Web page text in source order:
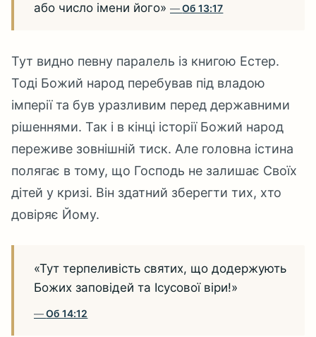
або число імени його»
Об 13:17
Тут видно певну паралель із книгою Естер.
Тоді Божий народ перебував під владою
імперії та був уразливим перед державними
рішеннями. Так і в кінці історії Божий народ
переживе зовнішній тиск. Але головна істина
полягає в тому, що Господь не залишає Своїх
дітей у кризі. Він здатний зберегти тих, хто
довіряє Йому.
«Тут терпеливість святих, що додержують
Божих заповідей та Ісусової віри!»
Об 14:12